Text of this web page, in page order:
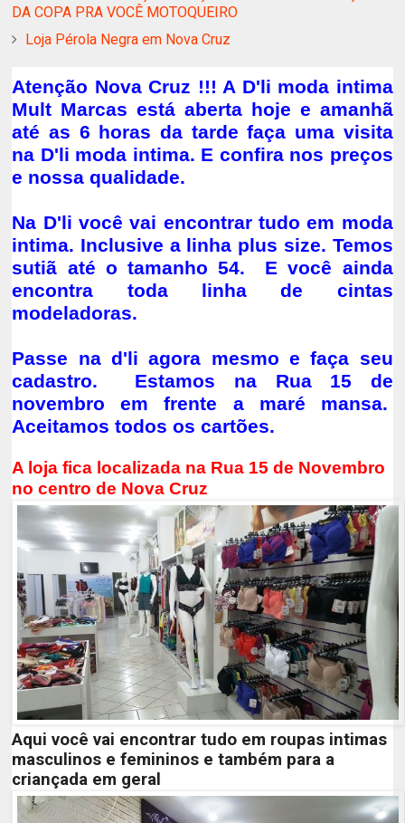
DA COPA PRA VOCÊ MOTOQUEIRO
Loja Pérola Negra em Nova Cruz
Atenção Nova Cruz !!! A D'li moda intima
Mult Marcas está aberta hoje e amanhã
até as 6 horas da tarde faça uma visita
na D'li moda intima. E confira nos preços
e nossa qualidade.
Na D'li você vai encontrar tudo em moda
intima. Inclusive a linha plus size. Temos
sutiã até o tamanho 54. E você ainda
encontra toda linha de cintas
modeladoras.
Passe na d'li agora mesmo e faça seu
cadastro. Estamos na Rua 15 de
novembro em frente a maré mansa.
Aceitamos todos os cartões.
A loja fica localizada na Rua 15 de Novembro
no centro de Nova Cruz
Aqui você vai encontrar tudo em roupas intimas
masculinos e femininos e também para a
criançada em geral